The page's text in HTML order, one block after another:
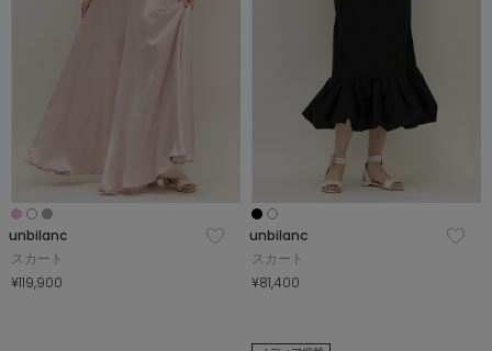
unbilanc
スカート
¥119,900
unbilanc
スカート
¥81,400